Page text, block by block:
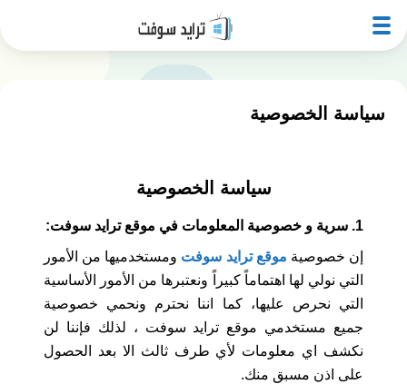
سياسة الخصوصية
سياسة الخصوصية
1. سرية و خصوصية المعلومات في موقع ترايد سوفت:
إن خصوصية موقع ترايد سوفت ومستخدميها من الأمور
التي نولي لها اهتماماً كبيراً ونعتبرها من الأمور الأساسية
التي نحرص عليها، كما اننا نحترم ونحمي خصوصية
جميع مستخدمي موقع ترايد سوفت ، لذلك فإننا لن
نكشف اي معلومات لأي طرف ثالث الا بعد الحصول
على اذن مسبق منك.